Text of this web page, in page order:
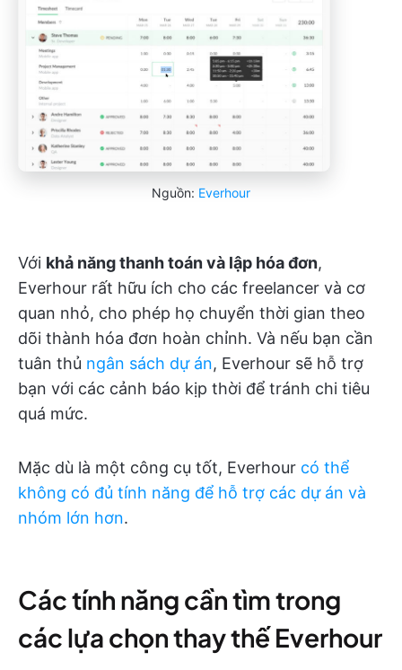
Nguồn: Everhour
Với khả năng thanh toán và lập hóa đơn,
Everhour rất hữu ích cho các freelancer và cơ
quan nhỏ, cho phép họ chuyển thời gian theo
dõi thành hóa đơn hoàn chỉnh. Và nếu bạn cần
tuân thủ ngân sách dự án, Everhour sẽ hỗ trợ
bạn với các cảnh báo kịp thời để tránh chi tiêu
quá mức.
Mặc dù là một công cụ tốt, Everhour có thể
không có đủ tính năng để hỗ trợ các dự án và
nhóm lớn hơn.
Các tính năng cần tìm trong
các lựa chọn thay thế Everhour